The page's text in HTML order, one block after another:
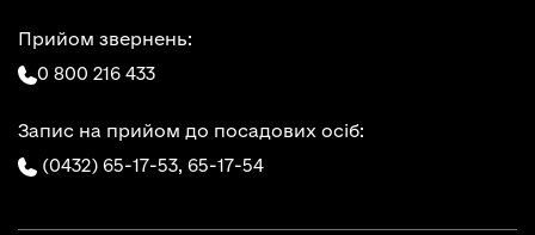
Прийом звернень:
0 800 216 433
Запис на прийом до посадових осіб:
(0432) 65-17-53, 65-17-54